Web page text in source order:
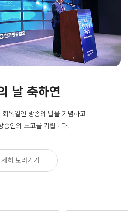
날 축하연
복일인 방송의 날을 기념하고
송인의 노고를 기립니다.
히 보러가기